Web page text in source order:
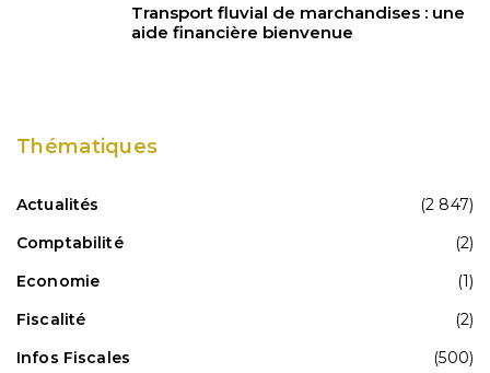
Transport fluvial de marchandises : une
aide financière bienvenue
Thématiques
Actualités
(2 847)
Comptabilité
(2)
Economie
(1)
Fiscalité
(2)
Infos Fiscales
(500)